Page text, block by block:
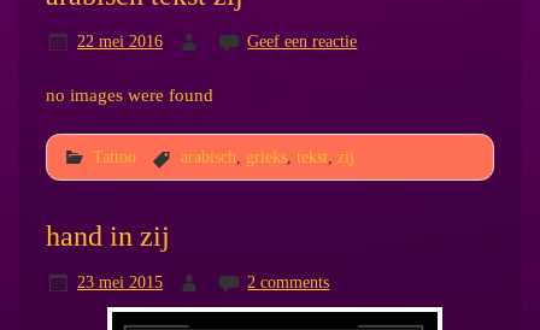
22 mei 2016 Geef een reactie
no images were found
Tattoo arabisch grieks, tekst, zij
hand in zij
23 mei 2015 2 comments